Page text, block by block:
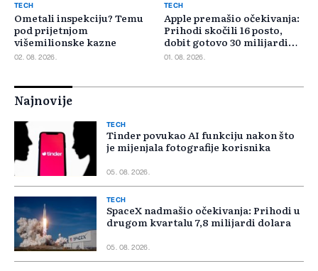
TECH
Ometali inspekciju? Temu
pod prijetnjom
višemilionske kazne
02. 08. 2026.
TECH
Apple premašio očekivanja:
Prihodi skočili 16 posto,
dobit gotovo 30 milijardi
dolara
01. 08. 2026.
Najnovije
TECH
Tinder povukao AI funkciju nakon što
je mijenjala fotografije korisnika
05. 08. 2026.
TECH
SpaceX nadmašio očekivanja: Prihodi u
drugom kvartalu 7,8 milijardi dolara
05. 08. 2026.